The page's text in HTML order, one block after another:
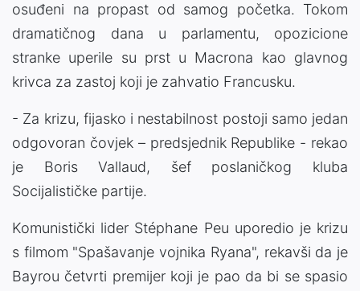
osuđeni na propast od samog početka. Tokom
dramatičnog dana u parlamentu, opozicione
stranke uperile su prst u Macrona kao glavnog
krivca za zastoj koji je zahvatio Francusku.
- Za krizu, fijasko i nestabilnost postoji samo jedan
odgovoran čovjek – predsjednik Republike - rekao
je Boris Vallaud, šef poslaničkog kluba
Socijalističke partije.
Komunistički lider Stéphane Peu uporedio je krizu
s filmom "Spašavanje vojnika Ryana", rekavši da je
Bayrou četvrti premijer koji je pao da bi se spasio